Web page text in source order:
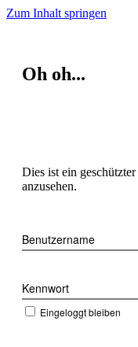
Zum Inhalt springen
Oh oh...
Dies ist ein
anzusehen.
Benutzername
Kennwort
Eingeloggt bleiben